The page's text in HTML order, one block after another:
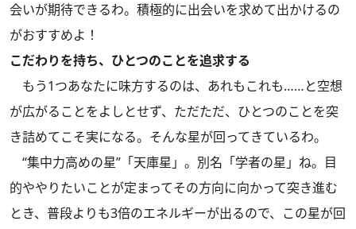
会いが期待できるわ。積極的に出会いを求めて出かけるの
がおすすめよ！
こだわりを持ち、ひとつのことを追求する
もう1つあなたに味方するのは、あれもこれも……と空想
が広がることをよしとせず、ただただ、ひとつのことを突
き詰めてこそ実になる。そんな星が回ってきているわ。
“集中力高めの星”「天庫星」。別名「学者の星」ね。目
的ややりたいことが定まってその方向に向かって突き進む
とき、普段よりも3倍のエネルギーが出るので、この星が回